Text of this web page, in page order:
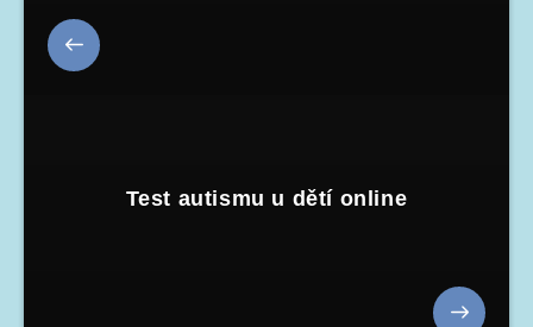
Test autismu u dětí online